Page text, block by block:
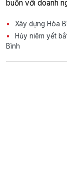
buồn với doanh
Xây dựng Hòa
Hủy niêm yết
Bình